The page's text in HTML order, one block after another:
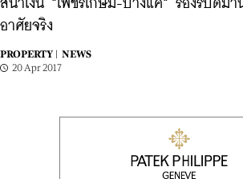
สีน้ำเงิน “เพชรเกษม-บางแค” รองรับดีมา
อาศัยจริง
PROPERTY |
NEWS
20 Apr 2017